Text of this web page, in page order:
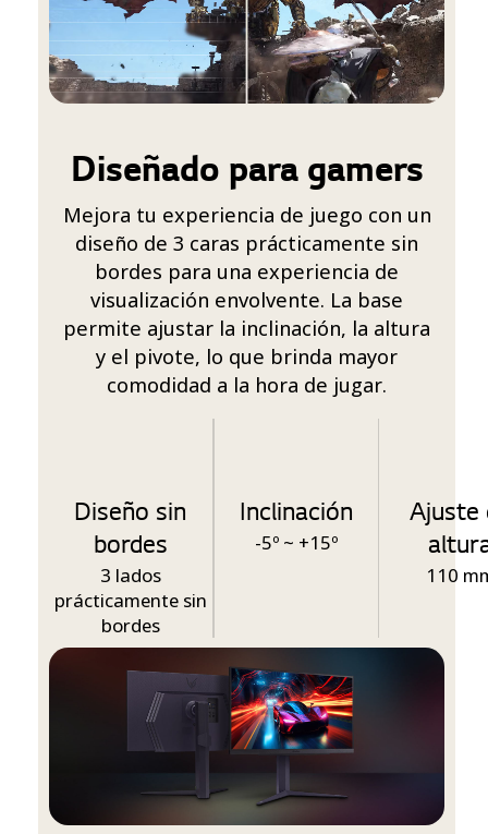
Diseñado para gamers
Mejora tu experiencia de juego con un
diseño de 3 caras prácticamente sin
bordes para una experiencia de
visualización envolvente. La base
permite ajustar la inclinación, la altura
y el pivote, lo que brinda mayor
comodidad a la hora de jugar.
Diseño sin
bordes
3 lados
prácticamente sin
bordes
Inclinación
-5º ~ +15º
Ajuste
110